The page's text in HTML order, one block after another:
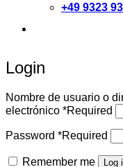
+49 9323
Login
Nombre de usuario o
electrónico *Required
Password *Required
Remember me Log